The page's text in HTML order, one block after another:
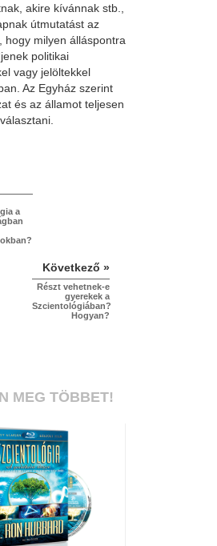
akire kívánnak stb.,
útmutatást az
hogy milyen álláspontra
politikai
vagy jelöltekkel
Az Egyház szerint
és az államot teljesen
a
Következő »
Részt vehetnek-e
gyerekek a
Szcientológiában?
Hogyan?
MEG TÖBBET!